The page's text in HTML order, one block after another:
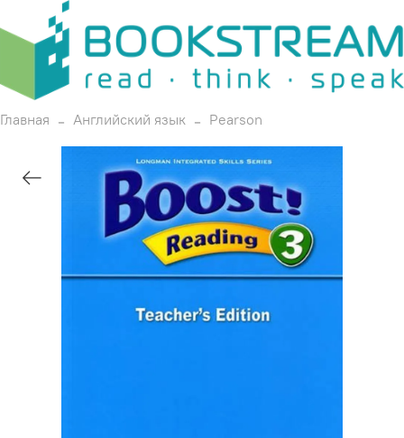
Главная Английский язык Pearson